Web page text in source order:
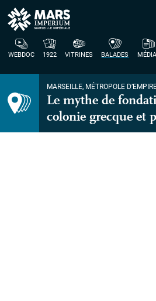
WEBDOC 1922 VITRINES BALADES
MARSEILLE, MÉTROPOLE
Le mythe de
colonie grecque et